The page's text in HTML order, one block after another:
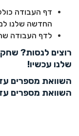
דף העבודה
החדשה שלנו
לדף העבודה שתי
רוצים לנסות?
שלנו עכשיו!
השוואת מספרים עד
השוואת מספרים עד